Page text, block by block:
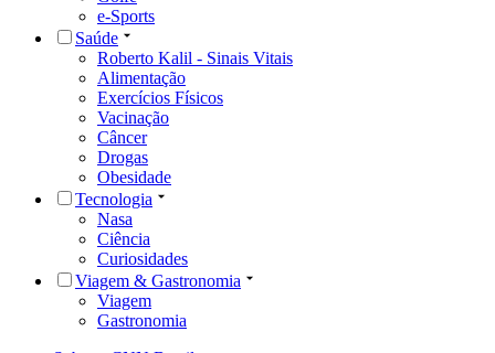
e-Sports
Saúde
Roberto Kalil - Sinais Vitais
Alimentação
Exercícios Físicos
Vacinação
Câncer
Drogas
Obesidade
Tecnologia
Nasa
Ciência
Curiosidades
Viagem & Gastronomia
Viagem
Gastronomia